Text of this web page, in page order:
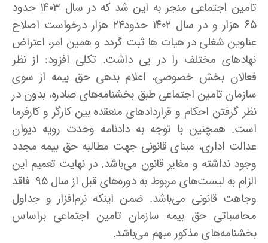
تامین اجتماعی منجر به این شد که در سال ۱۴۰۳ حدود
۶۵ هزار و در سال ۱۴۰۲ حدود24 هزار درخواست اصلاح
عناوین شغلی در هیات ها ثبت گردد و همین امر، اعتراض
نهادهای مختلف را در پی داشت. تکلی افزود: از نظر
فعالان بخش خصوصی، اعلام بدهی حق بیمه از سوی
سازمان تامین اجتماعی طبق بخشنامه‌های صادره، بدون در
نظر گرفتن احکام و قراردادهای منعقده بین کارگر و کارفرما
است. همچنین با توجه به دادنامه وحدت رویه دیوان
عدالت اداری، مبنای قانونی جهت مطالبه حق بیمه مجدد
وجود نداشته و مغایر قانون می‌باشد. در نهایت تعمیم این
الزام به لیست‌های مربوط به دوره‌های قبل از سال ۹۵ فاقد
وجاهت قانونی می‌باشد. ضمن اینکه نرم‌افزار و جداول
محاسباتی حق بیمه سازمان تامین اجتماعی براساس
بخشنامه‌های مذکور مبهم می‌باشد.